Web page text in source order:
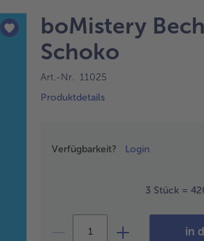
boMistery
Schoko
Art.-Nr. 11025
Produktdetails
Verfügbarkeit? Login
3 Stück =
in